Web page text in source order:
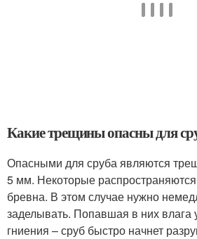
Какие трещины опасны для
Опасными для сруба являются
5 мм. Некоторые
бревна. В этом случае нужно
заделывать. Попавшая в них влага
гниения – сруб быстро начнет